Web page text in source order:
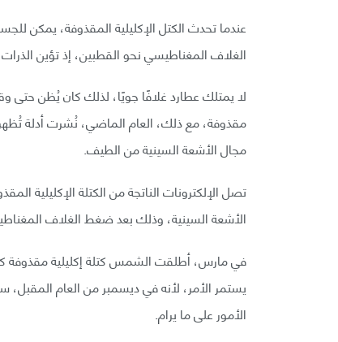
عندما تحدث الكتل الإكليلية المقذوفة، يمكن
الغلاف المغناطيسي نحو القطبين، إذ تؤين
لا يمتلك عطارد غلافًا جويًا، لذلك كان يُظن حتى
مقذوفة، مع ذلك، العام الماضي، نُشرت أدلة
مجال الأشعة السينية من الطيف.
تصل الإلكترونات الناتجة من الكتلة
الأشعة السينية، وذلك بعد ضغط الغلاف
في مارس، أطلقت الشمس كتلة إكليلية مقذوفة
يستمر الأمر، لأنه في ديسمبر من العام
الأمور على ما يرام.